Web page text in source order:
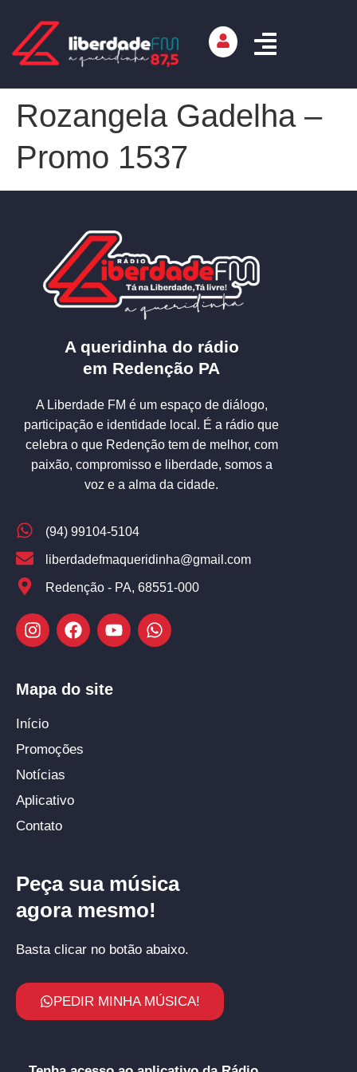
Rozangela Gadelha –
Promo 1537
A queridinha do rádio
em Redenção PA
A Liberdade FM é um espaço de diálogo,
participação e identidade local. É a rádio que
celebra o que Redenção tem de melhor, com
paixão, compromisso e liberdade, somos a
voz e a alma da cidade.
(94) 99104-5104
liberdadefmaqueridinha@gmail.com
Redenção - PA, 68551-000
Mapa do site
Início
Promoções
Notícias
Aplicativo
Contato
Peça sua música
agora mesmo!
Basta clicar no botão abaixo.
PEDIR MINHA MÚSICA!